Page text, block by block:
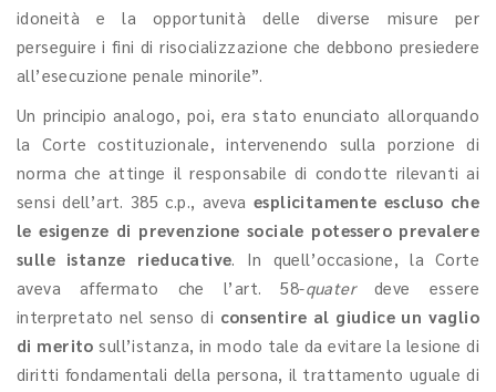
idoneità e la opportunità delle diverse misure per
perseguire i fini di risocializzazione che debbono presiedere
all’esecuzione penale minorile”.
Un principio analogo, poi, era stato enunciato allorquando
la Corte costituzionale, intervenendo sulla porzione di
norma che attinge il responsabile di condotte rilevanti ai
sensi dell’art. 385 c.p., aveva esplicitamente escluso che
le esigenze di prevenzione sociale potessero prevalere
sulle istanze rieducative. In quell’occasione, la Corte
aveva affermato che l’art. 58-quaterdeve essere
interpretato nel senso di consentire al giudice un vaglio
di merito sull’istanza, in modo tale da evitare la lesione di
diritti fondamentali della persona, il trattamento uguale di